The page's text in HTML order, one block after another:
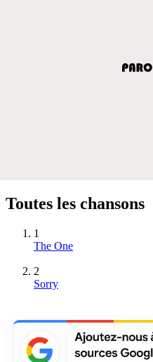
Toutes les chansons
1
The One
2
Sorry